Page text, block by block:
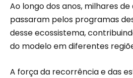
Ao longo dos anos, milhares
passaram pelos programas
desse ecossistema,
do modelo em diferentes
A força da recorrência e das